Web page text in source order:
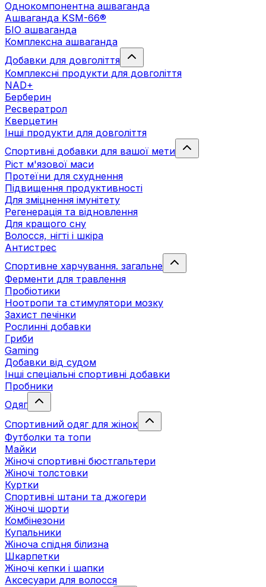
Однокомпонентна ашваганда
Ашваганда KSM-66®
БІО ашваганда
Комплексна ашваганда
Добавки для довголіття
Комплексні продукти для довголіття
NAD+
Берберин
Ресвератрол
Кверцетин
Інші продукти для довголіття
Спортивні добавки для вашої мети
Ріст м'язової маси
Протеїни для схуднення
Підвищення продуктивності
Для зміцнення імунітету
Регенерація та відновлення
Для кращого сну
Волосся, нігті і шкіра
Антистрес
Спортивне харчування. загальне
Ферменти для травлення
Пробіотики
Ноотропи та стимулятори мозку
Захист печінки
Рослинні добавки
Гриби
Gaming
Добавки від судом
Інші спеціальні спортивні добавки
Пробники
Одяг
Спортивний одяг для жінок
Футболки та топи
Майки
Жіночі спортивні бюстгальтери
Жіночі толстовки
Куртки
Спортивні штани та джогери
Жіночі шорти
Комбінезони
Купальники
Жіноча спідня білизна
Шкарпетки
Жіночі кепки і шапки
Аксесуари для волосся